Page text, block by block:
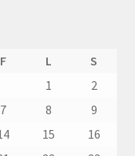
F L
S
1
2
7 8
9
15
16